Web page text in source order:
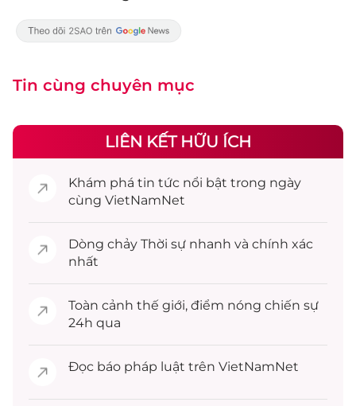
Tin cùng chuyên mục
LIÊN KẾT HỮU ÍCH
Khám phá tin tức nổi bật trong ngày
cùng VietNamNet
Dòng chảy Thời sự nhanh và chính xác
nhất
Toàn cảnh thế giới, điểm nóng chiến sự
24h qua
Đọc báo pháp luật trên VietNamNet